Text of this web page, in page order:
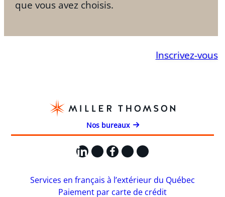
que vous avez choisis.
Inscrivez-vous
Nos bureaux
LinkedIn
X Facebook
Instagram
YouTube
Services en français à l’extérieur du Québec
Paiement par carte de crédit